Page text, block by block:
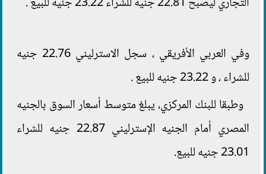
وفي العربي الأفريقي ، سجل الاسترليني 22.76 جنيه
للشراء ، و 23.22 جنيه للبيع .
وطبقا للبنك المركزي، يبلغ متوسط أسعار السوق بالجنيه
المصري أمام الجنيه الإسترليني 22.87 جنيه للشراء
23.01 جنيه للبيع.